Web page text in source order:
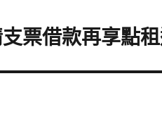
票借款再享點